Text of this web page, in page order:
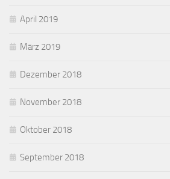
April 2019
März 2019
Dezember 2018
November 2018
Oktober 2018
September 2018